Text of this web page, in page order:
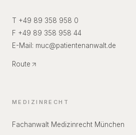
T +49 89 358 958 0
F +49 89 358 958 44
E-Mail: muc@patientenanwalt.de
Route
MEDIZINRECHT
Fachanwalt Medizinrecht München